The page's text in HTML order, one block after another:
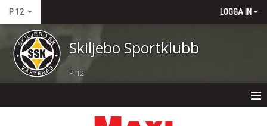
P 12 LOGGA IN
Skiljebo Sportklubb
P 12